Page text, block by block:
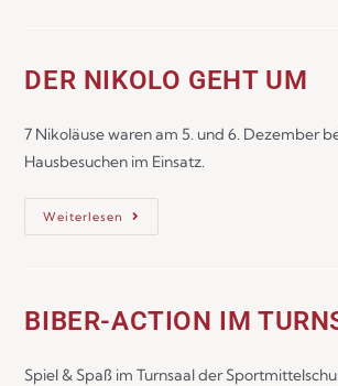
DER NIKOLO GEHT UM
7 Nikoläuse waren am 5. und 6. Dezember
Hausbesuchen im Einsatz.
Weiterlesen
BIBER-ACTION IM
Spiel & Spaß im Turnsaal der